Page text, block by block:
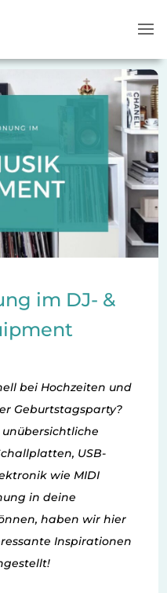
im DJ- &
bei Hochzeiten und
Geburtstagsparty?
USB-
wie MIDI
in deine
haben wir hier
Inspirationen